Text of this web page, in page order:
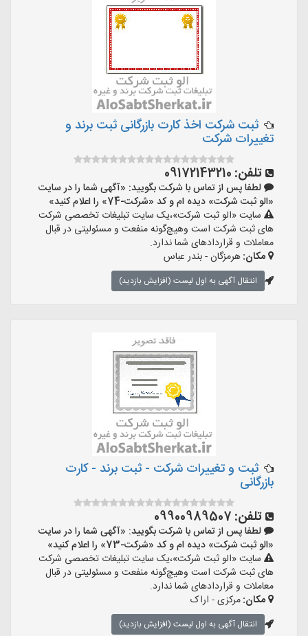
ثبت شرکت اخذ کارت بازرگانی ثبت برند و
تغییرات شرکت
تلفن: 09172143210
لطفا پس از تماس با شرکت بگویید: «آگهی شما را در سایت
«الو ثبت شرکت» دیده ام و کد «شرکت-74» را اعلام کنید»
سایت «الو ثبت شرکت»،یک سایت تبلیغات تخصصی شرکت
های ثبت شرکت است وهیچ‌گونه منفعت و مسئولیتی در قبال
معاملات و قراردادهای شما ندارد.
مکان:هرمزگان - بندر عباس
انتقال آگهی به اول لیست (افزایش بازدید)
ثبت و تغییرات شرکت - ثبت برند - کارت
بازرگانی
تلفن: 09900989507
لطفا پس از تماس با شرکت بگویید: «آگهی شما را در سایت
«الو ثبت شرکت» دیده ام و کد «شرکت-73» را اعلام کنید»
سایت «الو ثبت شرکت»،یک سایت تبلیغات تخصصی شرکت
های ثبت شرکت است وهیچ‌گونه منفعت و مسئولیتی در قبال
معاملات و قراردادهای شما ندارد.
مکان:مرکزی - اراک
انتقال آگهی به اول لیست (افزایش بازدید)